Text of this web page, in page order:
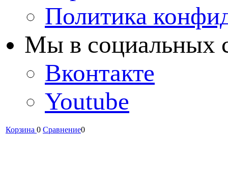
Политика
Мы в cоциальных
Вконтакте
Youtube
Корзина 0 Сравнение0